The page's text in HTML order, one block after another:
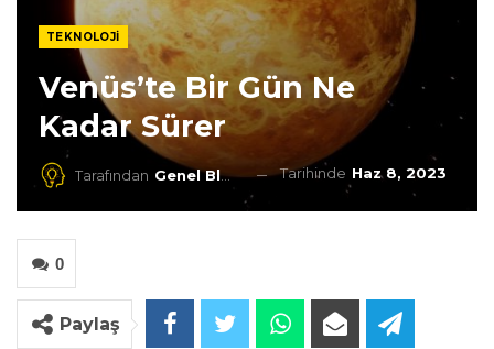
TEKNOLOJI
Venüs’te Bir Gün Ne
Kadar Sürer
Tarafından Genel Blog Tarihinde Haz 8, 2023
0
Paylaş